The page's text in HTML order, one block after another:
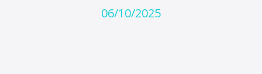
06/10/2025